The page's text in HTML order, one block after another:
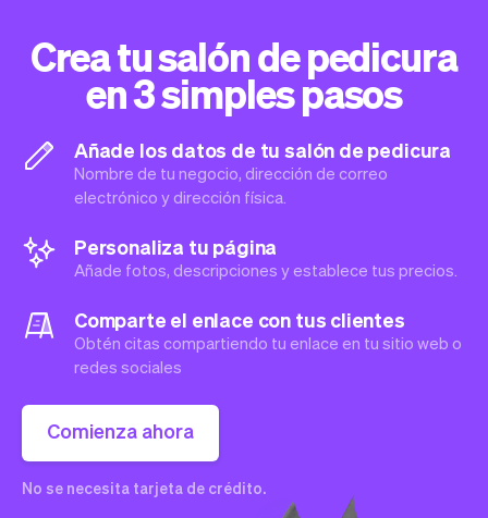
Crea tu salón de pedicura
en 3 simples pasos
Añade los datos de tu salón de pedicura
Nombre de tu negocio, dirección de correo
electrónico y dirección física.
Personaliza tu página
Añade fotos, descripciones y establece tus precios.
Comparte el enlace con tus clientes
Obtén citas compartiendo tu enlace en tu sitio web o
redes sociales
Comienza ahora
No se necesita tarjeta de crédito.